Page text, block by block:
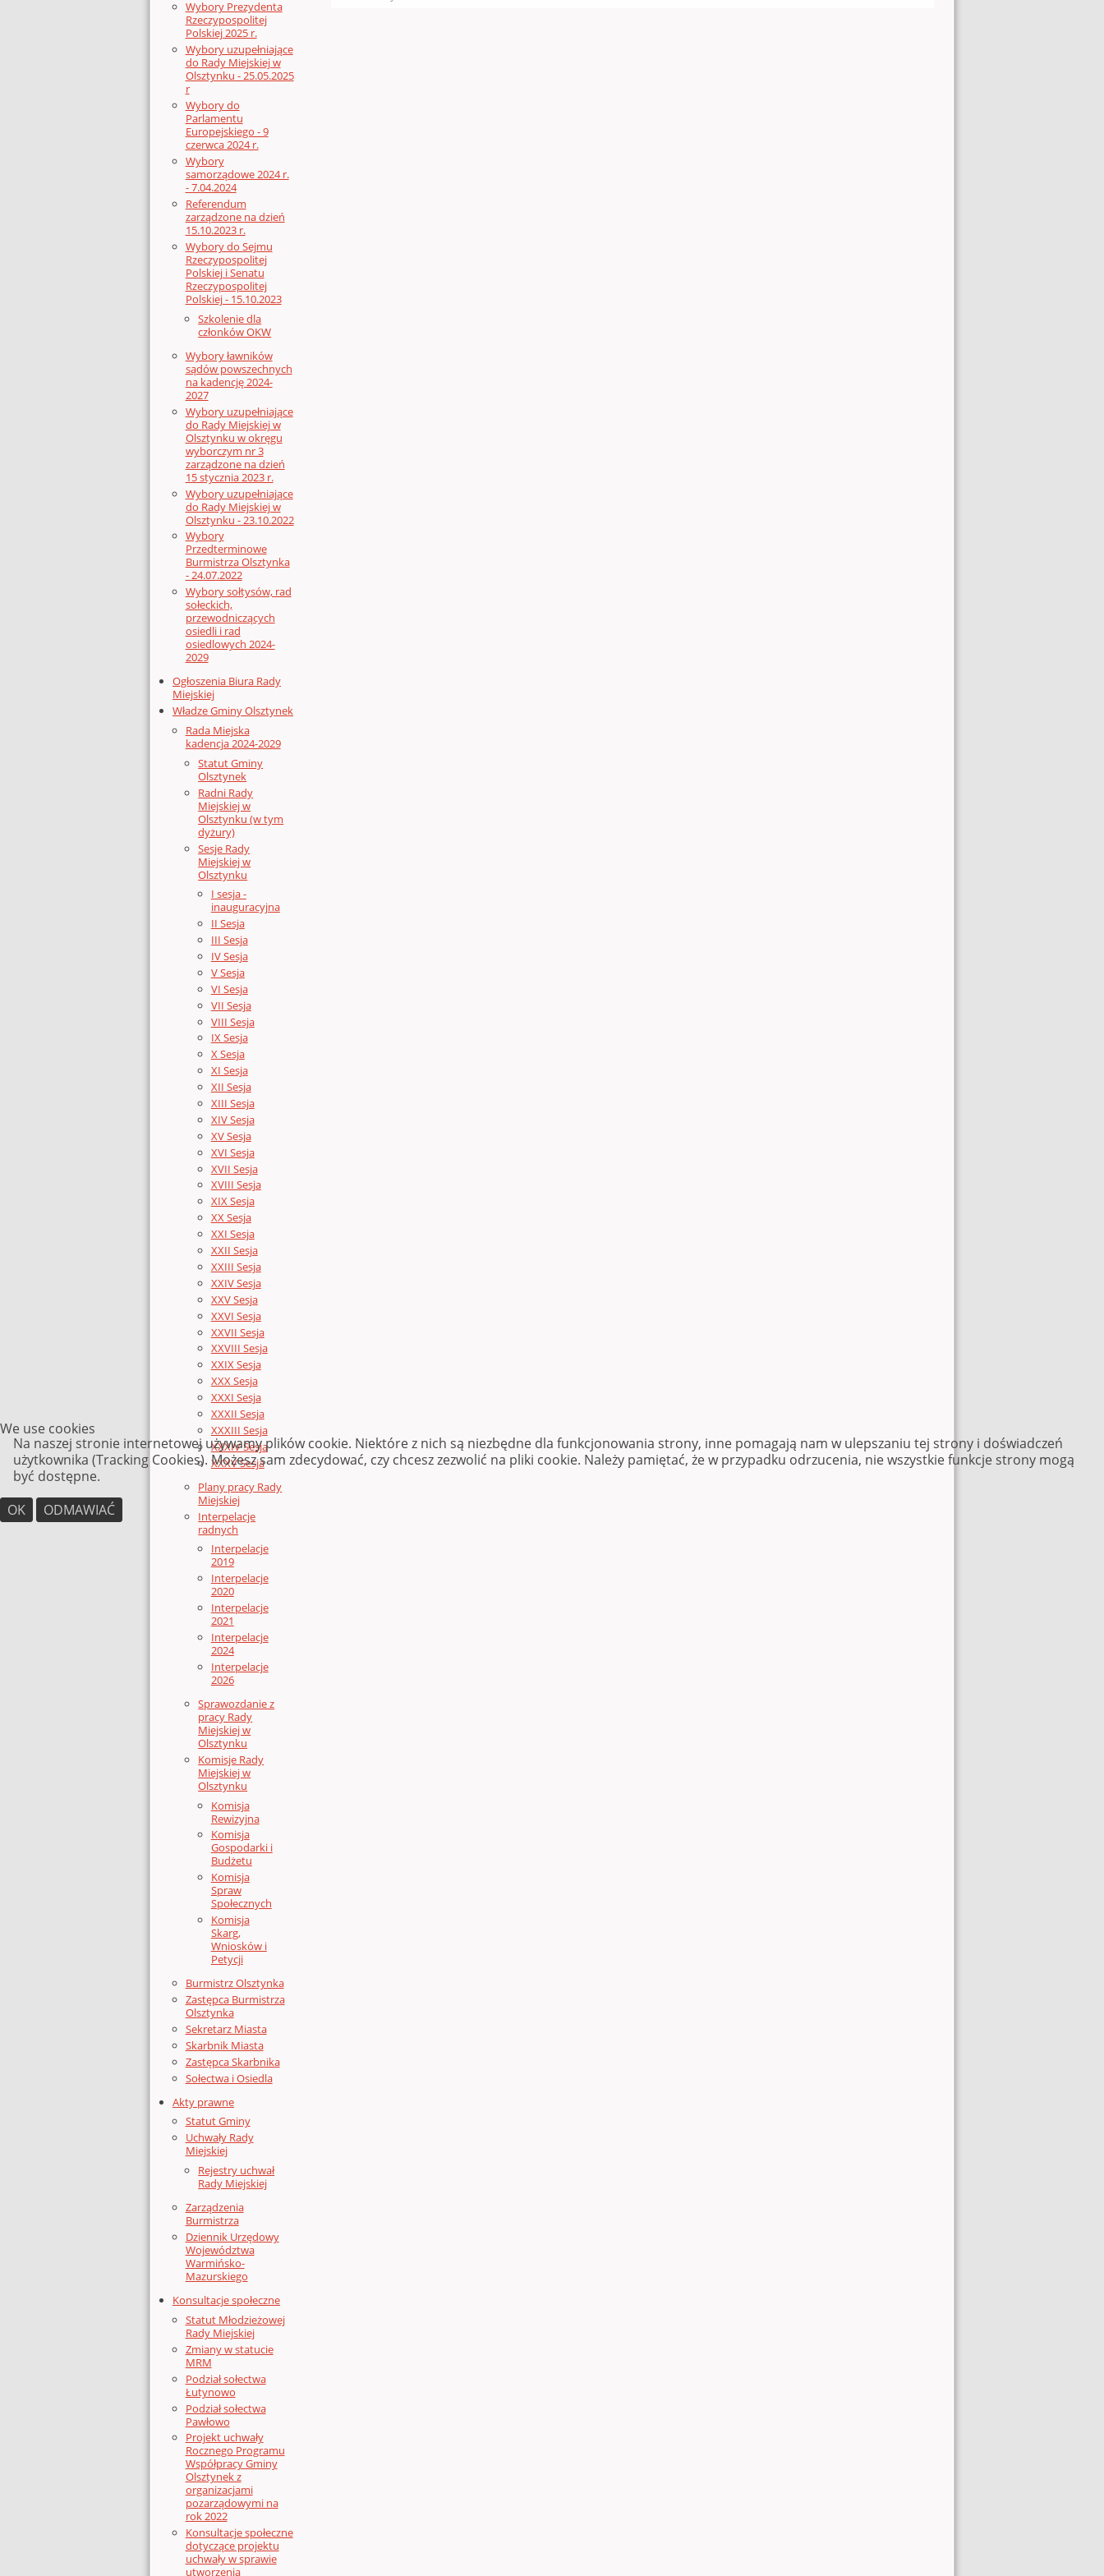
Wybory Prezydenta
Rzeczypospolitej
Polskiej 2025 r.
Wybory uzupełniające
do Rady Miejskiej w
Olsztynku - 25.05.2025
r
Wybory do
Parlamentu
Europejskiego - 9
czerwca 2024 r.
Wybory
samorządowe 2024 r.
- 7.04.2024
Referendum
zarządzone na dzień
15.10.2023 r.
Wybory do Sejmu
Rzeczypospolitej
Polskiej i Senatu
Rzeczypospolitej
Polskiej - 15.10.2023
Szkolenie dla
członków OKW
Wybory ławników
sądów powszechnych
na kadencję 2024-
2027
Wybory uzupełniające
do Rady Miejskiej w
Olsztynku w okręgu
wyborczym nr 3
zarządzone na dzień
15 stycznia 2023 r.
Wybory uzupełniające
do Rady Miejskiej w
Olsztynku - 23.10.2022
Wybory
Przedterminowe
Burmistrza Olsztynka
- 24.07.2022
Wybory sołtysów, rad
sołeckich,
przewodniczących
osiedli i rad
osiedlowych 2024-
2029
Ogłoszenia Biura Rady
Miejskiej
Władze Gminy Olsztynek
Rada Miejska
kadencja 2024-2029
Statut Gminy
Olsztynek
Radni Rady
Miejskiej w
Olsztynku (w tym
dyżury)
Sesje Rady
Miejskiej w
Olsztynku
I sesja -
inauguracyjna
II Sesja
III Sesja
IV Sesja
V Sesja
VI Sesja
VII Sesja
VIII Sesja
IX Sesja
X Sesja
XI Sesja
XII Sesja
XIII Sesja
XIV Sesja
XV Sesja
XVI Sesja
XVII Sesja
XVIII Sesja
XIX Sesja
XX Sesja
XXI Sesja
XXII Sesja
XXIII Sesja
XXIV Sesja
XXV Sesja
XXVI Sesja
XXVII Sesja
XXVIII Sesja
XXIX Sesja
XXX Sesja
XXXI Sesja
XXXII Sesja
XXXIII Sesja
XXXIV Sesja
XXXV Sesja
Plany pracy Rady
Miejskiej
Interpelacje
radnych
Interpelacje
2019
Interpelacje
2020
Interpelacje
2021
Interpelacje
2024
Interpelacje
2026
Sprawozdanie z
pracy Rady
Miejskiej w
Olsztynku
Komisje Rady
Miejskiej w
Olsztynku
Komisja
Rewizyjna
Komisja
Gospodarki i
Budżetu
Komisja
Spraw
Społecznych
Komisja
Skarg,
Wniosków i
Petycji
Burmistrz Olsztynka
Zastępca Burmistrza
Olsztynka
Sekretarz Miasta
Skarbnik Miasta
Zastępca Skarbnika
Sołectwa i Osiedla
Akty prawne
Statut Gminy
Uchwały Rady
Miejskiej
Rejestry uchwał
Rady Miejskiej
Zarządzenia
Burmistrza
Dziennik Urzędowy
Województwa
Warmińsko-
Mazurskiego
Konsultacje społeczne
Statut Młodzieżowej
Rady Miejskiej
Zmiany w statucie
MRM
Podział sołectwa
Łutynowo
Podział sołectwa
Pawłowo
Projekt uchwały
Rocznego Programu
Współpracy Gminy
Olsztynek z
organizacjami
pozarządowymi na
rok 2022
Konsultacje społeczne
dotyczące projektu
uchwały w sprawie
utworzenia
We use cookies
Na naszej stronie internetowej używamy plików cookie. Niektóre z nich są niezbędne dla funkcjonowania strony, inne pomagają nam w ulepszaniu tej strony i doświadczeń
użytkownika (Tracking Cookies). Możesz sam zdecydować, czy chcesz zezwolić na pliki cookie. Należy pamiętać, że w przypadku odrzucenia, nie wszystkie funkcje strony mogą
być dostępne.
OK
ODMAWIAĆ